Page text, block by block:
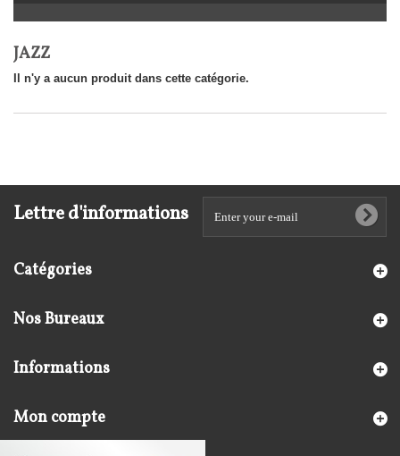
JAZZ
Il n'y a aucun produit dans cette catégorie.
Lettre d'informations
Catégories
Nos Bureaux
Informations
Mon compte